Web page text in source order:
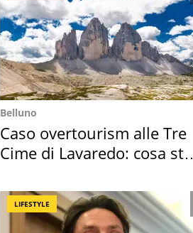
Belluno
Caso overtourism alle Tre
Cime di Lavaredo: cosa sta
LIFESTYLE